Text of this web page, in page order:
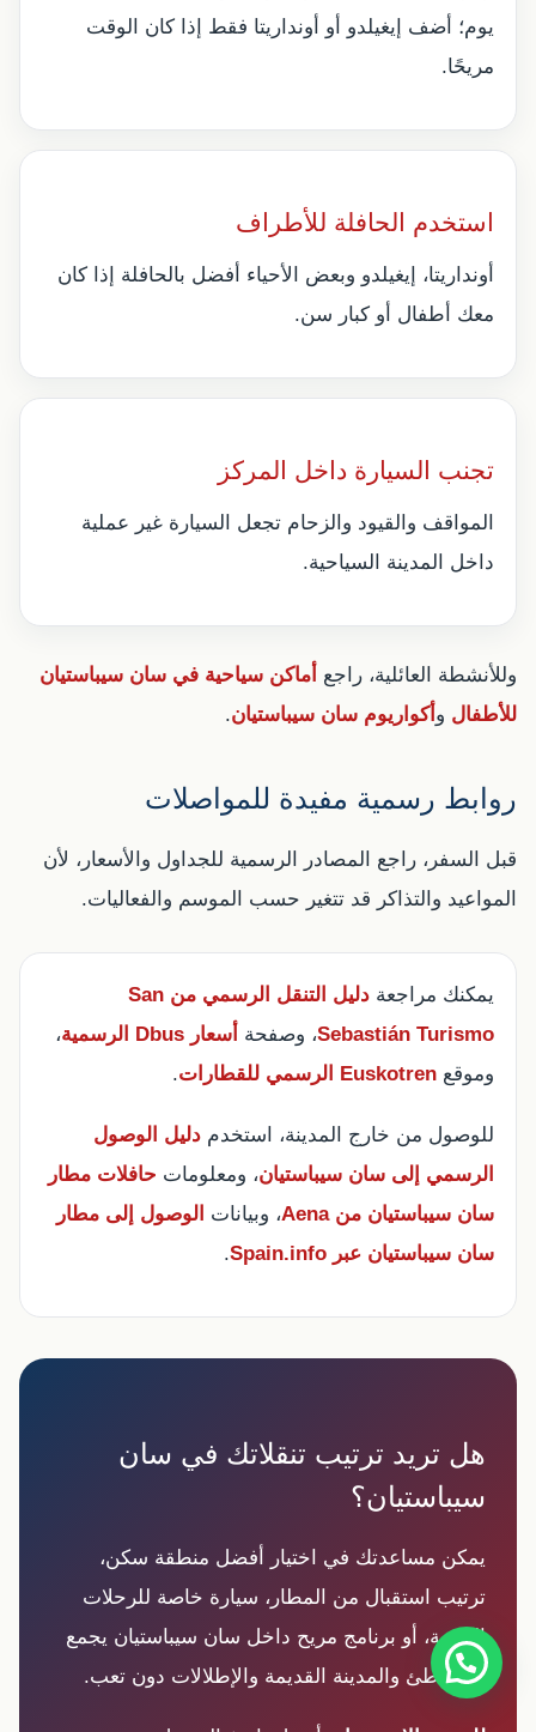
يوم؛ أضف إيغيلدو أو أونداريتا فقط إذا كان الوقت
مريحًا.
استخدم الحافلة للأطراف
أونداريتا، إيغيلدو وبعض الأحياء أفضل بالحافلة إذا كان
معك أطفال أو كبار سن.
تجنب السيارة داخل المركز
المواقف والقيود والزحام تجعل السيارة غير عملية
داخل المدينة السياحية.
وللأنشطة العائلية، راجع أماكن سياحية في سان سيباستيان
للأطفال و أكواريوم سان سيباستيان.
روابط رسمية مفيدة للمواصلات
قبل السفر، راجع المصادر الرسمية للجداول والأسعار، لأن
المواعيد والتذاكر قد تتغير حسب الموسم والفعاليات.
يمكنك مراجعة
دليل التنقل الرسمي من San
Sebastián Turismo، وصفحة أسعار Dbus الرسمية
،
وموقع Euskotren الرسمي للقطارات .
للوصول من خارج المدينة، استخدم دليل الوصول
الرسمي إلى سان سيباستيان، ومعلومات حافلات مطار
سان سيباستيان من Aena
، وبيانات الوصول إلى مطار
سان سيباستيان عبر Spain.info
.
هل تريد ترتيب تنقلاتك في سان
سيباستيان؟
يمكن مساعدتك في اختيار أفضل منطقة سكن،
ترتيب استقبال من المطار، سيارة خاصة للرحلات
القريبة، أو برنامج مريح داخل سان سيباستيان يجمع
الشواطئ والمدينة القديمة والإطلالات دون تعب.